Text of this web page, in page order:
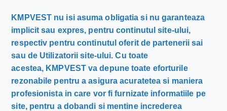
KMPVEST nu isi asuma obligatia si nu garanteaza
implicit sau expres, pentru continutul site-ului,
respectiv pentru continutul oferit de partenerii sai
sau de Utilizatorii site-ului. Cu toate
acestea, KMPVEST va depune toate eforturile
rezonabile pentru a asigura acuratetea si maniera
profesionista in care vor fi furnizate informatiile pe
site, pentru a dobandi si mentine increderea